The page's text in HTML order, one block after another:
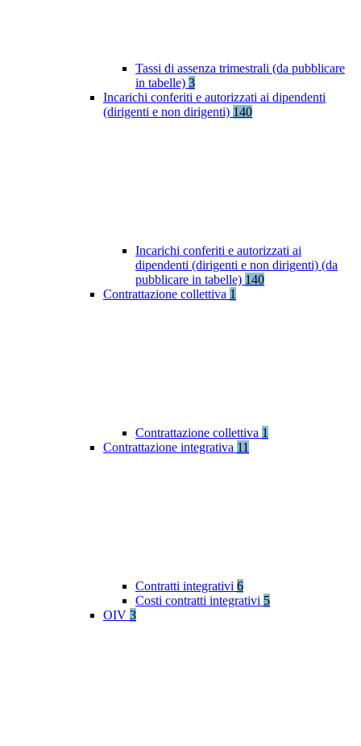
Tassi di assenza trimestrali (da pubblicare
in tabelle) 3
Incarichi conferiti e autorizzati ai dipendenti
(dirigenti e non dirigenti) 140
Incarichi conferiti e autorizzati ai
dipendenti (dirigenti e non dirigenti) (da
pubblicare in tabelle) 140
Contrattazione collettiva 1
Contrattazione collettiva 1
Contrattazione integrativa 11
Contratti integrativi 6
Costi contratti integrativi 5
OIV 3